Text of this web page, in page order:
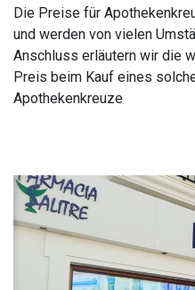
Die Preise für
und werden von vielen
Anschluss erläutern wir die
Preis beim Kauf eines
Apothekenkreuze